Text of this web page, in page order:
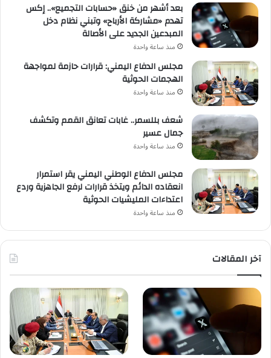
بعد أشهر من خنق «حسابات التجميع».. إكس
تهدم «مشاركة الأرباح» وتبني نظام دخل
المبدعين الجديد على الأصالة
منذ ساعة واحدة
مجلس الدفاع اليمني: قرارات حازمة لمواجهة
الهجمات الحوثية
منذ ساعة واحدة
شعف بللسمر.. غابات تعانق القمم وتكشف
جمال عسير
منذ ساعة واحدة
مجلس الدفاع الوطني اليمني يقر استمرار
انعقاده الدائم ويتخذ قرارات لرفع الجاهزية وردع
اعتداءات المليشيات الحوثية
منذ ساعة واحدة
آخر المقالات